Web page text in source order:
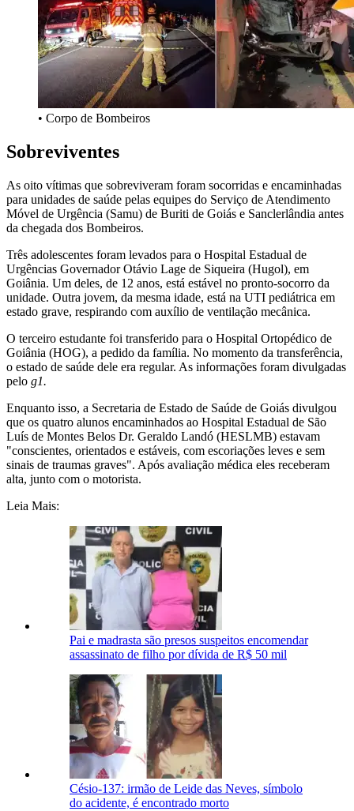
• Corpo de Bombeiros
Sobreviventes
As oito vítimas que sobreviveram foram socorridas e encaminhadas
para unidades de saúde pelas equipes do Serviço de Atendimento
Móvel de Urgência (Samu) de Buriti de Goiás e Sanclerlândia antes
da chegada dos Bombeiros.
Três adolescentes foram levados para o Hospital Estadual de
Urgências Governador Otávio Lage de Siqueira (Hugol), em
Goiânia. Um deles, de 12 anos, está estável no pronto-socorro da
unidade. Outra jovem, da mesma idade, está na UTI pediátrica em
estado grave, respirando com auxílio de ventilação mecânica.
O terceiro estudante foi transferido para o Hospital Ortopédico de
Goiânia (HOG), a pedido da família. No momento da transferência,
o estado de saúde dele era regular. As informações foram divulgadas
pelo g1.
Enquanto isso, a Secretaria de Estado de Saúde de Goiás divulgou
que os quatro alunos encaminhados ao Hospital Estadual de São
Luís de Montes Belos Dr. Geraldo Landó (HESLMB) estavam
"conscientes, orientados e estáveis, com escoriações leves e sem
sinais de traumas graves". Após avaliação médica eles receberam
alta, junto com o motorista.
Leia Mais:
Pai e madrasta são presos suspeitos encomendar
assassinato de filho por dívida de R$ 50 mil
Césio-137: irmão de Leide das Neves, símbolo
do acidente, é encontrado morto